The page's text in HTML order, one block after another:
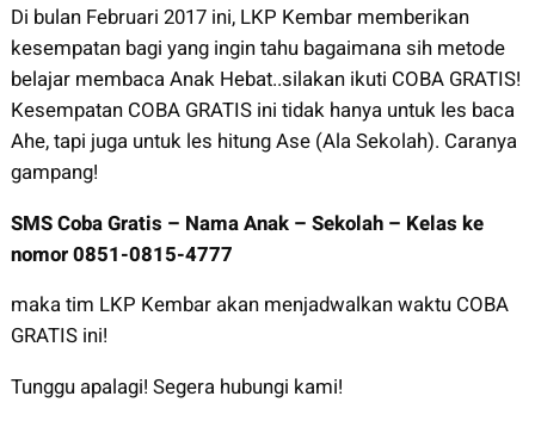
Di bulan Februari 2017 ini, LKP Kembar memberikan
kesempatan bagi yang ingin tahu bagaimana sih metode
belajar membaca Anak Hebat..silakan ikuti COBA GRATIS!
Kesempatan COBA GRATIS ini tidak hanya untuk les baca
Ahe, tapi juga untuk les hitung Ase (Ala Sekolah). Caranya
gampang!
SMS Coba Gratis – Nama Anak – Sekolah – Kelas ke
nomor 0851-0815-4777
maka tim LKP Kembar akan menjadwalkan waktu COBA
GRATIS ini!
Tunggu apalagi! Segera hubungi kami!